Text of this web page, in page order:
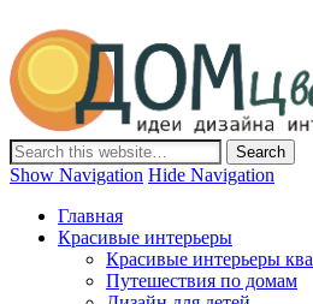
Дом-Цветник
Дизайн интерьера и ландшафта,
Идеи со всего мира.
Show Navigation Hide Navigation
Главная
Красивые интерьеры
Красивые интерьеры
Путешествия по домам